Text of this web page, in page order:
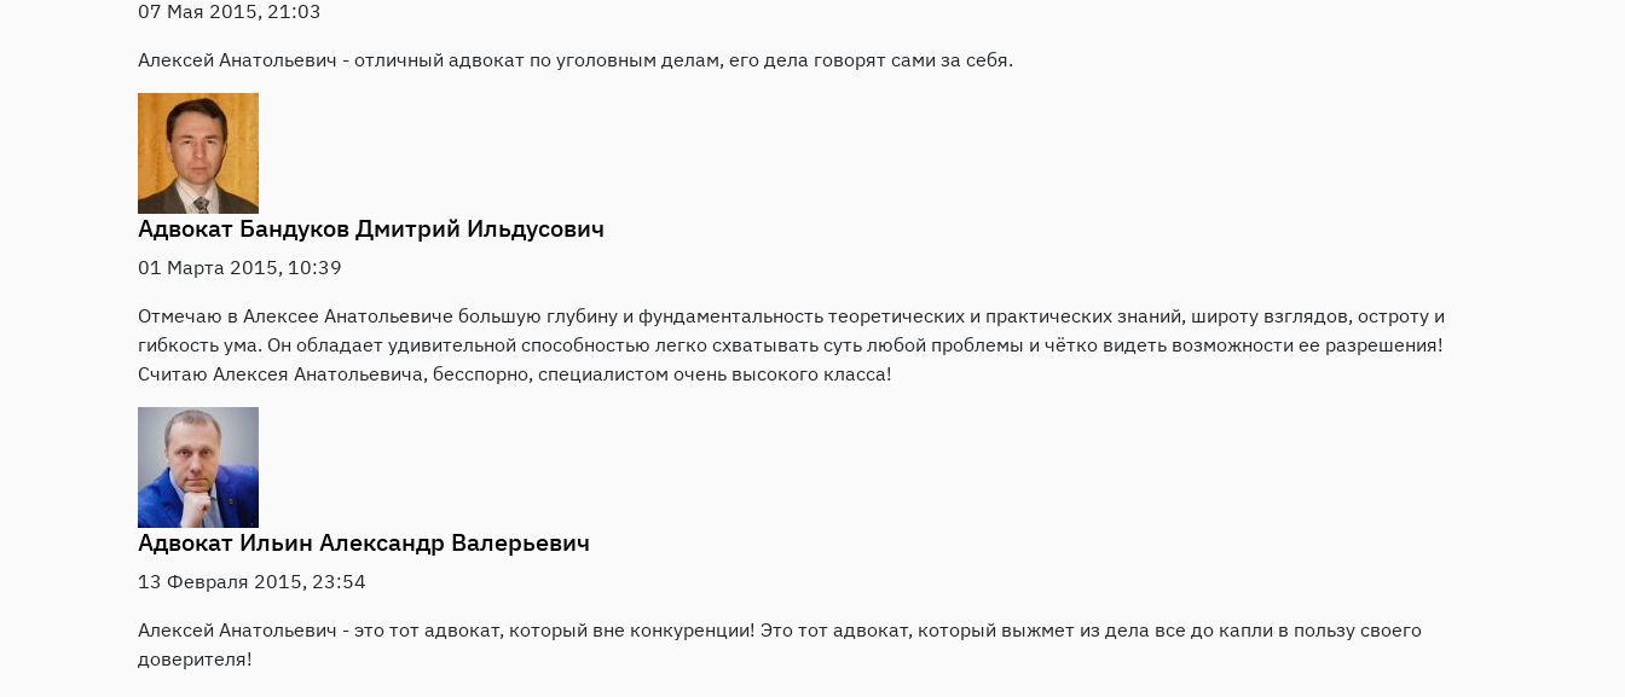
07 Мая 2015, 21:03
Алексей Анатольевич - отличный адвокат по уголовным делам, его дела говорят сами за себя.
Адвокат Бандуков Дмитрий Ильдусович
01 Марта 2015, 10:39
Отмечаю в Алексее Анатольевиче большую глубину и фундаментальность теоретических и практических знаний, широту взглядов, остроту и
гибкость ума. Он обладает удивительной способностью легко схватывать суть любой проблемы и чётко видеть возможности ее разрешения!
Считаю Алексея Анатольевича, бесспорно, специалистом очень высокого класса!
Адвокат Ильин Александр Валерьевич
13 Февраля 2015, 23:54
Алексей Анатольевич - это тот адвокат, который вне конкуренции! Это тот адвокат, который выжмет из дела все до капли в пользу своего
доверителя!